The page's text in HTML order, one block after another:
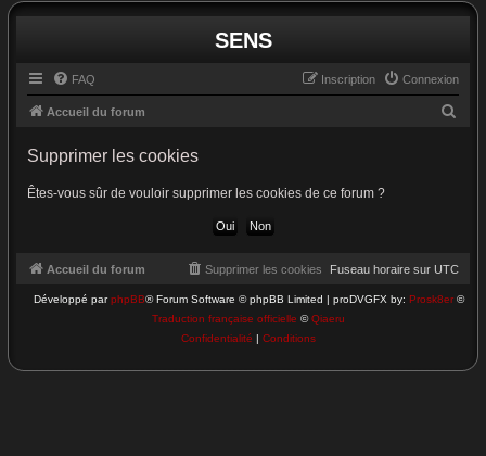
SENS
FAQ Connexion
Inscription
Accueil du forum
c
h
Supprimer les cookies
Êtes-vous sûr de vouloir supprimer les cookies de ce forum ?
Accueil du forum Fuseau horaire sur UTC
Supprimer les cookies
Développé parphpBB® Forum Software © phpBB Limited | proDVGFX by: Prosk8er©
Traduction française officielle ©Qiaeru
Confidentialité | Conditions